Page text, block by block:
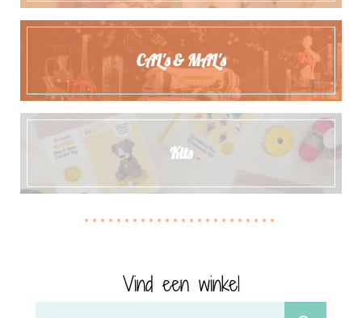
CAL's & MAL's
Kits
Vind een winkel